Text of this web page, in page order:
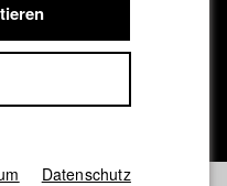
Datenschutz